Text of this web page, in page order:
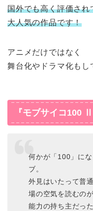
国外でも高く評価され
大人気の作品です！
アニメだけではなく
舞台化やドラマ化もし
『モブサイコ100
何かが「100」に
ブ。
外見はいたって普
場の空気を読むの
能力の持ち主だった